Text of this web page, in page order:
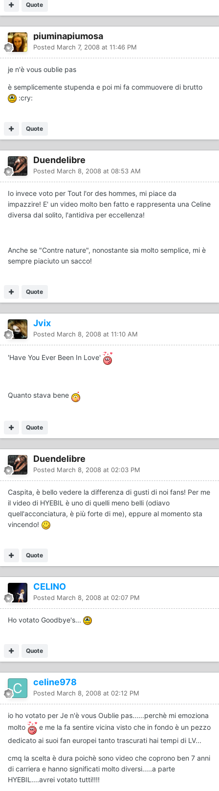
Quote
piuminapiumosa
Posted March 7, 2008 at 11:46 PM
je n'è vous oublie pas
è semplicemente stupenda e poi mi fa commuovere di brutto
:cry:
Quote
Duendelibre
Posted March 8, 2008 at 08:53 AM
Io invece voto per Tout l'or des hommes, mi piace da
impazzire! E' un video molto ben fatto e rappresenta una Celine
diversa dal solito, l'antidiva per eccellenza!
Anche se "Contre nature", nonostante sia molto semplice, mi è
sempre piaciuto un sacco!
Quote
Jvix
Posted March 8, 2008 at 11:10 AM
'Have You Ever Been In Love'
Quanto stava bene
Quote
Duendelibre
Posted March 8, 2008 at 02:03 PM
Caspita, è bello vedere la differenza di gusti di noi fans! Per me
il video di HYEBIL è uno di quelli meno belli (odiavo
quell'acconciatura, è più forte di me), eppure al momento sta
vincendo!
Quote
CELINO
Posted March 8, 2008 at 02:07 PM
Ho votato Goodbye's...
Quote
celine978
Posted March 8, 2008 at 02:12 PM
io ho votato per Je n'è vous Oublie pas......perchè mi emoziona
molto
e me la fa sentire vicina visto che in fondo è un pezzo
dedicato ai suoi fan europei tanto trascurati hai tempi di LV...
cmq la scelta è dura poichè sono video che coprono ben 7 anni
di carriera e hanno significati molto diversi.....a parte
HYEBIL....avrei votato tutti!!!!